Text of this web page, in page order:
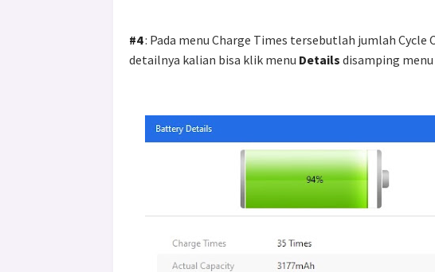
#4: Pada menu Charge Times tersebutlah jumlah
detailnya kalian bisa klik menu Details disamping menu